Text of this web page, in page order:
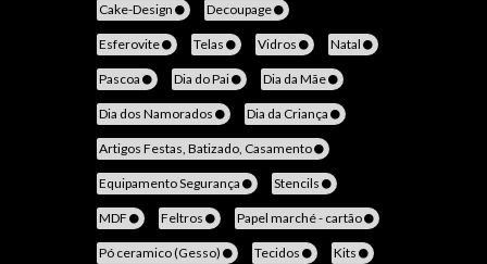
Cake-Design Decoupage
Esferovite Telas Vidros Natal
Pascoa Dia do Pai Dia da Mãe
Dia dos Namorados Dia da Criança
Artigos Festas, Batizado, Casamento
Equipamento Segurança Stencils
MDF Feltros Papel marché - cartão
Pó ceramico (Gesso) Tecidos Kits